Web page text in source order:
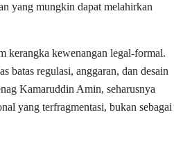
yang mungkin dapat melahirkan
kerangka kewenangan legal-formal.
batas regulasi, anggaran, dan desain
Kamaruddin Amin, seharusnya
yang terfragmentasi, bukan sebagai